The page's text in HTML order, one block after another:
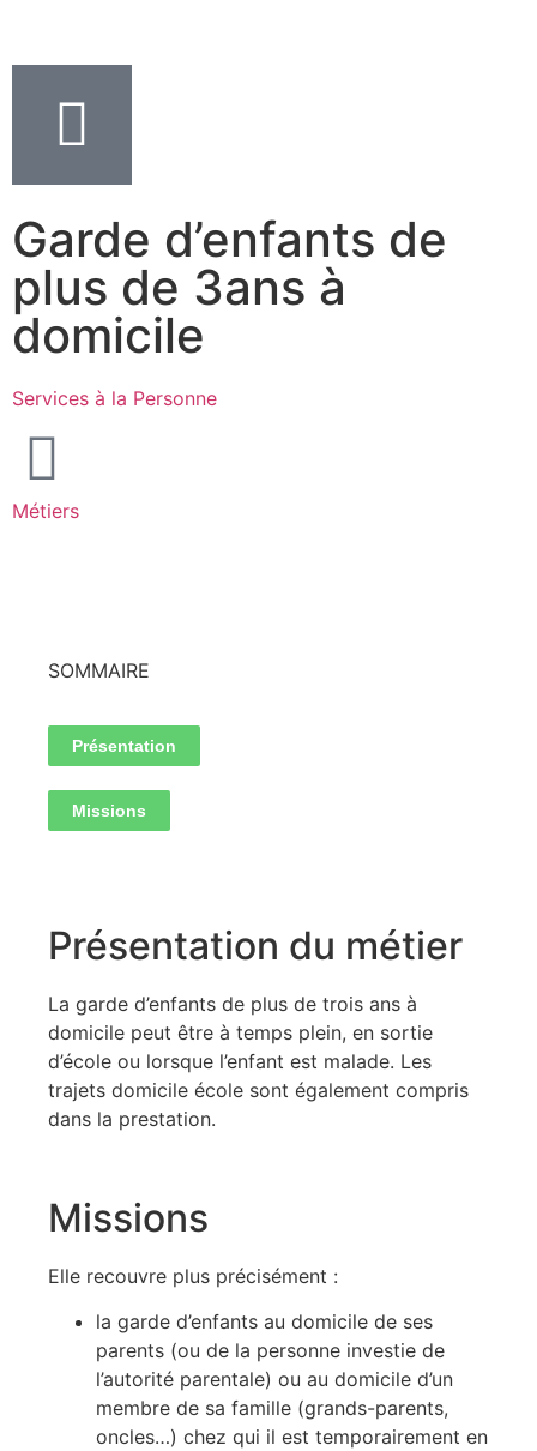
Garde d’enfants de
plus de 3ans à
domicile
Services à la Personne
Métiers
SOMMAIRE
Présentation
Missions
Présentation du métier
La garde d’enfants de plus de trois ans à
domicile peut être à temps plein, en sortie
d’école ou lorsque l’enfant est malade. Les
trajets domicile école sont également compris
dans la prestation.
Missions
Elle recouvre plus précisément :
la garde d’enfants au domicile de ses
parents (ou de la personne investie de
l’autorité parentale) ou au domicile d’un
membre de sa famille (grands-parents,
oncles…) chez qui il est temporairement en